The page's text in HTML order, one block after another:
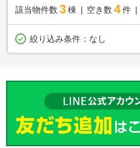
該当物件数 3棟 空き数 4 件
絞り込み条件： なし